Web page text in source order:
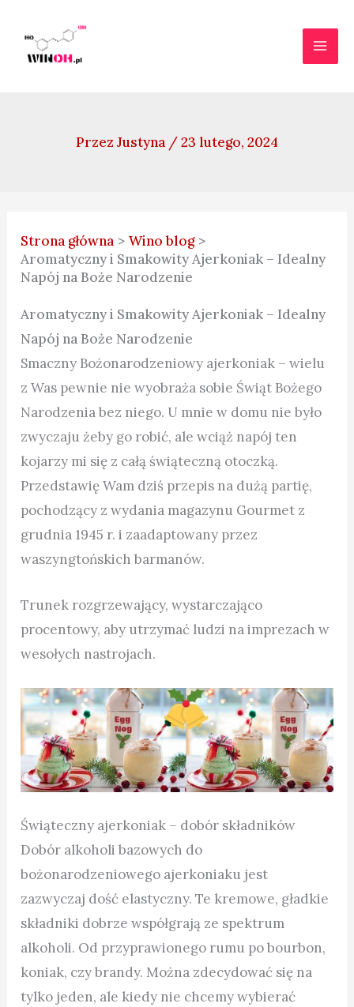
treści
Przez Justyna /23 lutego, 2024
Strona główna
Wino blog
Aromatyczny i Smakowity Ajerkoniak – Idealny
Napój na Boże Narodzenie
Aromatyczny i Smakowity Ajerkoniak – Idealny
Napój na Boże Narodzenie
Smaczny Bożonarodzeniowy ajerkoniak – wielu
z Was pewnie nie wyobraża sobie Świąt Bożego
Narodzenia bez niego. U mnie w domu nie było
zwyczaju żeby go robić, ale wciąż napój ten
kojarzy mi się z całą świąteczną otoczką.
Przedstawię Wam dziś przepis na dużą partię,
pochodzący z wydania magazynu Gourmet z
grudnia 1945 r. i zaadaptowany przez
waszyngtońskich barmanów.
Trunek rozgrzewający, wystarczająco
procentowy, aby utrzymać ludzi na imprezach w
wesołych nastrojach.
Świąteczny ajerkoniak – dobór składników
Dobór alkoholi bazowych do
bożonarodzeniowego ajerkoniaku jest
zazwyczaj dość elastyczny. Te kremowe, gładkie
składniki dobrze współgrają ze spektrum
alkoholi. Od przyprawionego rumu po bourbon,
koniak, czy brandy. Można zdecydować się na
tylko jeden, ale kiedy nie chcemy wybierać